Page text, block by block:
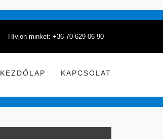
Hívjon minket: +36 70 629 06 90
KEZDŐLAP KAPCSOLAT